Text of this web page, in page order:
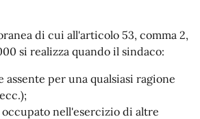
di cui all'articolo 53, comma 2,
si realizza quando il sindaco:
assente per una qualsiasi ragione
nell'esercizio di altre